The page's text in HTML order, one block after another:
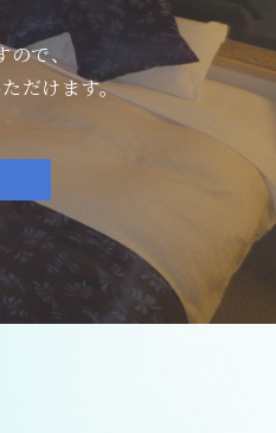
で、
だけます。